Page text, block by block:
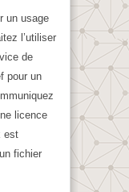
un usage
l’utiliser
de
pour un
licence
est
fichier